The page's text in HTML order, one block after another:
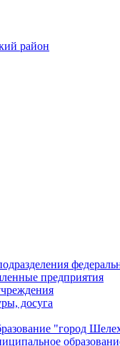
район
предприятия
досуга
"город